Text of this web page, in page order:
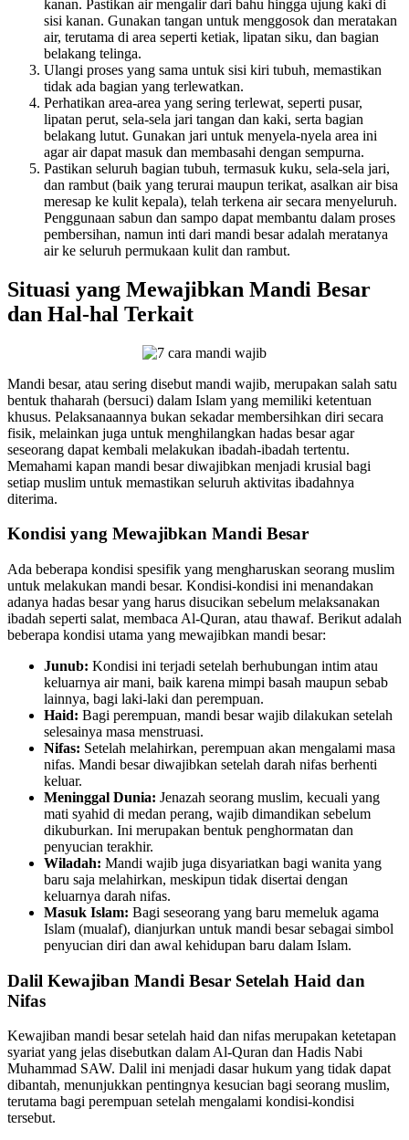
kanan. Pastikan air mengalir dari bahu hingga ujung kaki di
sisi kanan. Gunakan tangan untuk menggosok dan meratakan
air, terutama di area seperti ketiak, lipatan siku, dan bagian
belakang telinga.
Ulangi proses yang sama untuk sisi kiri tubuh, memastikan
tidak ada bagian yang terlewatkan.
Perhatikan area-area yang sering terlewat, seperti pusar,
lipatan perut, sela-sela jari tangan dan kaki, serta bagian
belakang lutut. Gunakan jari untuk menyela-nyela area ini
agar air dapat masuk dan membasahi dengan sempurna.
Pastikan seluruh bagian tubuh, termasuk kuku, sela-sela jari,
dan rambut (baik yang terurai maupun terikat, asalkan air bisa
meresap ke kulit kepala), telah terkena air secara menyeluruh.
Penggunaan sabun dan sampo dapat membantu dalam proses
pembersihan, namun inti dari mandi besar adalah meratanya
air ke seluruh permukaan kulit dan rambut.
Situasi yang Mewajibkan Mandi Besar
dan Hal-hal Terkait
Mandi besar, atau sering disebut mandi wajib, merupakan salah satu
bentuk thaharah (bersuci) dalam Islam yang memiliki ketentuan
khusus. Pelaksanaannya bukan sekadar membersihkan diri secara
fisik, melainkan juga untuk menghilangkan hadas besar agar
seseorang dapat kembali melakukan ibadah-ibadah tertentu.
Memahami kapan mandi besar diwajibkan menjadi krusial bagi
setiap muslim untuk memastikan seluruh aktivitas ibadahnya
diterima.
Kondisi yang Mewajibkan Mandi Besar
Ada beberapa kondisi spesifik yang mengharuskan seorang muslim
untuk melakukan mandi besar. Kondisi-kondisi ini menandakan
adanya hadas besar yang harus disucikan sebelum melaksanakan
ibadah seperti salat, membaca Al-Quran, atau thawaf. Berikut adalah
beberapa kondisi utama yang mewajibkan mandi besar:
Junub: Kondisi ini terjadi setelah berhubungan intim atau
keluarnya air mani, baik karena mimpi basah maupun sebab
lainnya, bagi laki-laki dan perempuan.
Haid: Bagi perempuan, mandi besar wajib dilakukan setelah
selesainya masa menstruasi.
Nifas: Setelah melahirkan, perempuan akan mengalami masa
nifas. Mandi besar diwajibkan setelah darah nifas berhenti
keluar.
Meninggal Dunia: Jenazah seorang muslim, kecuali yang
mati syahid di medan perang, wajib dimandikan sebelum
dikuburkan. Ini merupakan bentuk penghormatan dan
penyucian terakhir.
Wiladah: Mandi wajib juga disyariatkan bagi wanita yang
baru saja melahirkan, meskipun tidak disertai dengan
keluarnya darah nifas.
Masuk Islam: Bagi seseorang yang baru memeluk agama
Islam (mualaf), dianjurkan untuk mandi besar sebagai simbol
penyucian diri dan awal kehidupan baru dalam Islam.
Dalil Kewajiban Mandi Besar Setelah Haid dan
Nifas
Kewajiban mandi besar setelah haid dan nifas merupakan ketetapan
syariat yang jelas disebutkan dalam Al-Quran dan Hadis Nabi
Muhammad SAW. Dalil ini menjadi dasar hukum yang tidak dapat
dibantah, menunjukkan pentingnya kesucian bagi seorang muslim,
terutama bagi perempuan setelah mengalami kondisi-kondisi
tersebut.